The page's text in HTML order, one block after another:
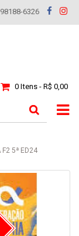
6326
0 Itens - R$ 0,00
F2 5ª ED24